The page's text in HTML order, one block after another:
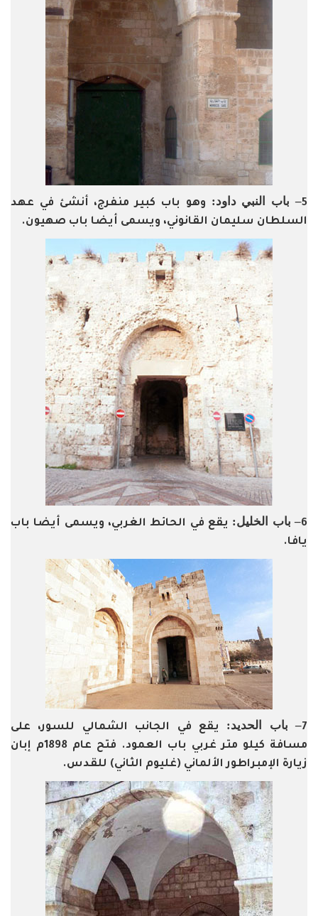
5– باب النبي داود: وهو باب كبير منفرج، أنشئ في عهد
السلطان سليمان القانوني، ويسمى أيضا باب صهيون.
6– باب الخليل: يقع في الحائط الغربي، ويسمى أيضا باب
يافا.
7– باب الحديد: يقع في الجانب الشمالي للسور، على
مسافة كيلو متر غربي باب العمود. فتح عام 1898م إبان
زيارة الإمبراطور الألماني (غليوم الثاني) للقدس.